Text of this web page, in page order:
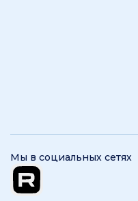
Мы в социальных сетях